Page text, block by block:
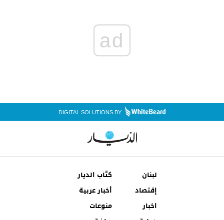
ad
DIGITAL SOLUTIONS BY
لبنان
كتّاب الديار
إقتصاد
أخبار عربية
اخبار
منوعات